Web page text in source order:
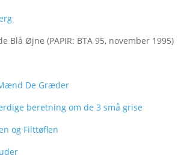
Blå Øjne (PAPIR: BTA 95, november 1995)
De Græder
beretning om de 3 små grise
og Filttøflen